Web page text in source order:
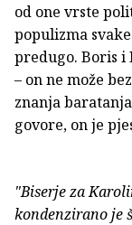
od one vrste
populizma
predugo. Boris i
– on ne može
znanja
govore, on je
"Biserje za
kondenzirano je